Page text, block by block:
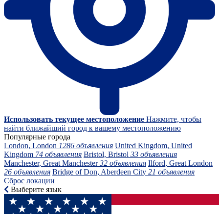
Использовать текущее местоположение Нажмите, чтобы
найти ближайший город к вашему местоположению
Популярные города
London, London 1286 объявления United Kingdom, United
Kingdom 74 объявления Bristol, Bristol 33 объявления
Manchester, Great Manchester32 объявления Ilford, Great London
26 объявления Bridge of Don, Aberdeen City 21 объявления
Сброс локации
Выберите язык